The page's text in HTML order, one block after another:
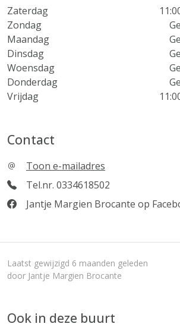
Zaterdag
Zondag
Maandag
Dinsdag
Woensdag
Donderdag
Vrijdag
Contact
Toon e-mailadres
Tel.nr. 0334618502
Jantje Margien Brocante op
Laatst gewijzigd 6 maanden geleden
door Jantje Margien Brocante
Ook in deze buurt